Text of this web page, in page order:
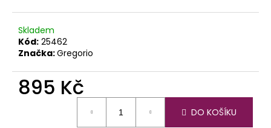
Skladem
Kód: 25462
Značka:Gregorio
895 Kč
DO KOŠÍKU
e
m
e